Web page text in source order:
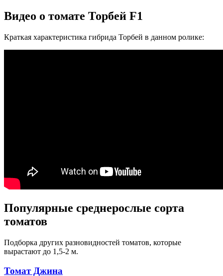
Видео о томате Торбей F1
Краткая характеристика гибрида Торбей в данном ролике:
Популярные среднерослые сорта
томатов
Подборка других разновидностей томатов, которые
вырастают до 1,5-2 м.
Томат Джина